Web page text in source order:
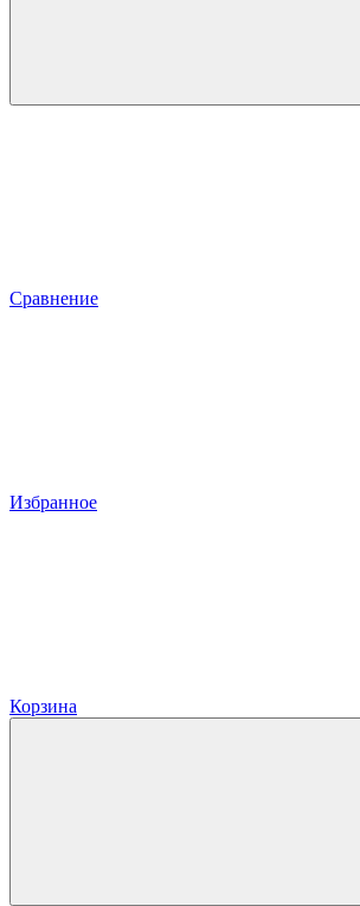
Сравнение
Избранное
Корзина